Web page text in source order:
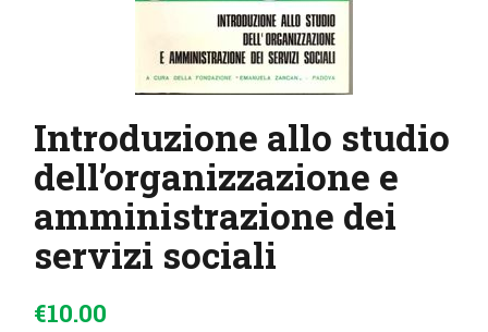
Introduzione allo studio
dell’organizzazione e
amministrazione dei
servizi sociali
€10.00